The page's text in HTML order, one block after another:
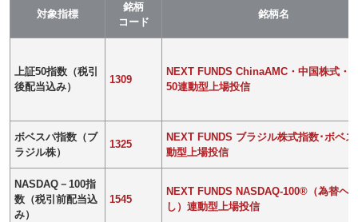
対象指標
銘柄
コード
銘柄名
上証50指数（税引
後配当込み）
1309
NEXT FUNDS ChinaAMC・中国株式・
50連動型上場投信
ボベスパ指数（ブ
ラジル株）
1325
NEXT FUNDS ブラジル株式指数･ボベス
動型上場投信
NASDAQ－100指
数（税引前配当込
み）
1545
NEXT FUNDS NASDAQ-100®（為替ヘ
し）連動型上場投信